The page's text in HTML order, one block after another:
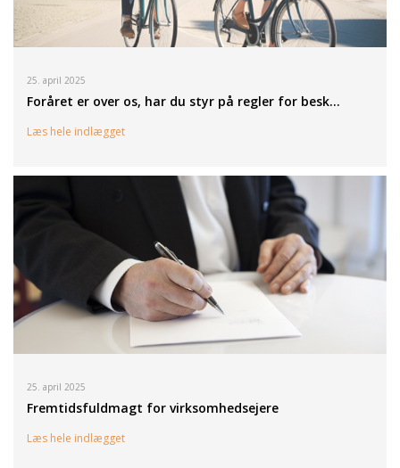
25. april 2025
Foråret er over os, har du styr på regler for besk…
Læs hele indlægget
25. april 2025
Fremtidsfuldmagt for virksomhedsejere
Læs hele indlægget